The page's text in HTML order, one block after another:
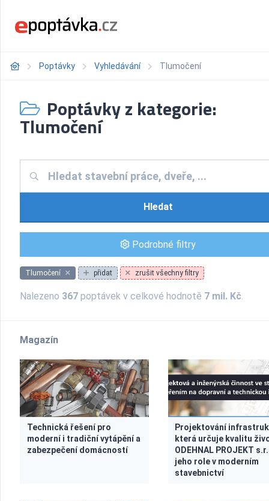
Poptávky Vyhledávání Tlumočení
Poptávky z kategorie:
Tlumočení
Hledat
Podrobné filtry
Tlumočení přidat zrušit všechny filtry
Nalezeno 367 poptávek v celkové hodnotě 7 mil. Kč.
Magazín
Technická řešení pro
moderní i tradiční vytápění a
zabezpečení domácností
Projektování
která určuje kvalitu
ODEHNAL PROJEKT
jeho role v moderním
stavebnictví